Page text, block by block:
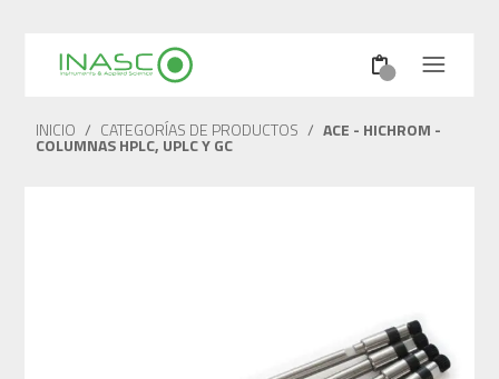
INICIO / CATEGORÍAS DE PRODUCTOS / ACE - HICHROM -
COLUMNAS HPLC, UPLC Y GC